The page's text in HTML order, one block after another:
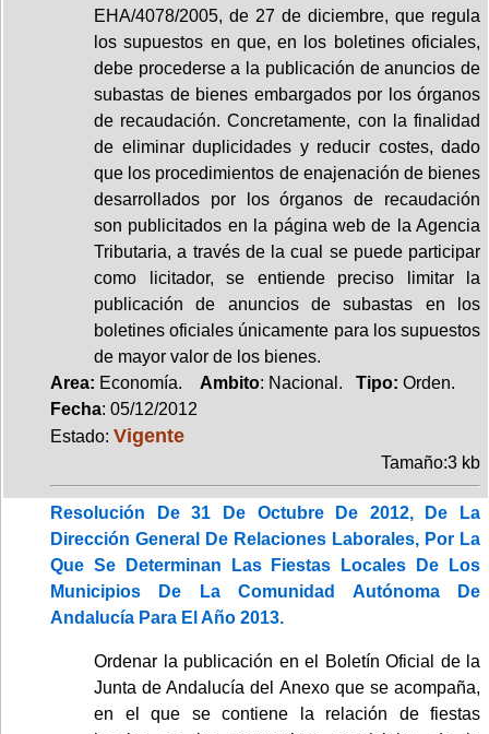
EHA/4078/2005, de 27 de diciembre, que regula
los supuestos en que, en los boletines oficiales,
debe procederse a la publicación de anuncios de
subastas de bienes embargados por los órganos
de recaudación. Concretamente, con la finalidad
de eliminar duplicidades y reducir costes, dado
que los procedimientos de enajenación de bienes
desarrollados por los órganos de recaudación
son publicitados en la página web de la Agencia
Tributaria, a través de la cual se puede participar
como licitador, se entiende preciso limitar la
publicación de anuncios de subastas en los
boletines oficiales únicamente para los supuestos
de mayor valor de los bienes.
Area: Economía. Ambito: Nacional. Tipo: Orden.
Fecha: 05/12/2012
Estado: Vigente
Tamaño:3 kb
Resolución De 31 De Octubre De 2012, De La
Dirección General De Relaciones Laborales, Por La
Que Se Determinan Las Fiestas Locales De Los
Municipios De La Comunidad Autónoma De
Andalucía Para El Año 2013.
Ordenar la publicación en el Boletín Oficial de la
Junta de Andalucía del Anexo que se acompaña,
en el que se contiene la relación de fiestas